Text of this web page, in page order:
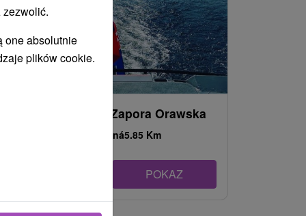
Rejsy widokowe - Zapora Orawska
Trstená5.85 Km
POKAZ
one absolutnie
plików cookie.